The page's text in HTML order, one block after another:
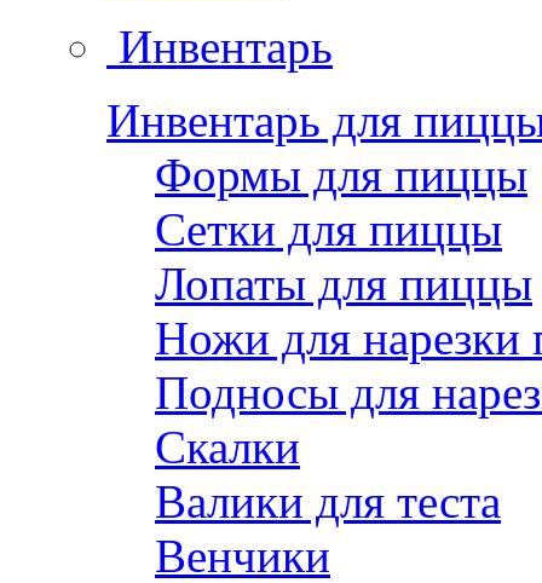
Инвентарь
Инвентарь для
Формы для пиццы
Сетки для пиццы
Лопаты для пиццы
Ножи для нарезки
Подносы для
Скалки
Валики для теста
Венчики